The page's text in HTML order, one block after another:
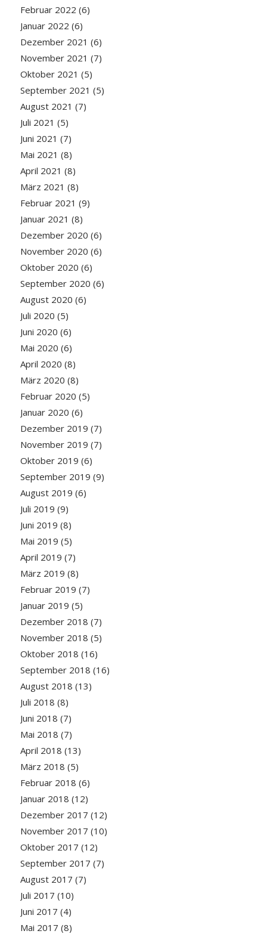
Februar 2022 (6)
Januar 2022 (6)
Dezember 2021 (6)
November 2021 (7)
Oktober 2021 (5)
September 2021 (5)
August 2021 (7)
Juli 2021 (5)
Juni 2021 (7)
Mai 2021 (8)
April 2021 (8)
März 2021 (8)
Februar 2021 (9)
Januar 2021 (8)
Dezember 2020 (6)
November 2020 (6)
Oktober 2020 (6)
September 2020 (6)
August 2020 (6)
Juli 2020 (5)
Juni 2020 (6)
Mai 2020 (6)
April 2020 (8)
März 2020 (8)
Februar 2020 (5)
Januar 2020 (6)
Dezember 2019 (7)
November 2019 (7)
Oktober 2019 (6)
September 2019 (9)
August 2019 (6)
Juli 2019 (9)
Juni 2019 (8)
Mai 2019 (5)
April 2019 (7)
März 2019 (8)
Februar 2019 (7)
Januar 2019 (5)
Dezember 2018 (7)
November 2018 (5)
Oktober 2018 (16)
September 2018 (16)
August 2018 (13)
Juli 2018 (8)
Juni 2018 (7)
Mai 2018 (7)
April 2018 (13)
März 2018 (5)
Februar 2018 (6)
Januar 2018 (12)
Dezember 2017 (12)
November 2017 (10)
Oktober 2017 (12)
September 2017 (7)
August 2017 (7)
Juli 2017 (10)
Juni 2017 (4)
Mai 2017 (8)